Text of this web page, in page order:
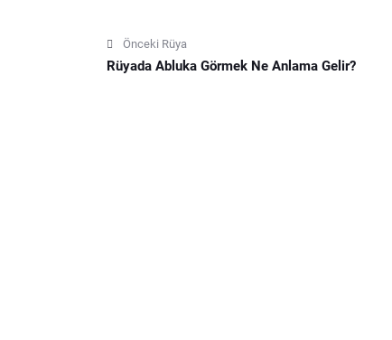
Önceki Rüya
Rüyada Abluka Görmek Ne Anlama Gelir?